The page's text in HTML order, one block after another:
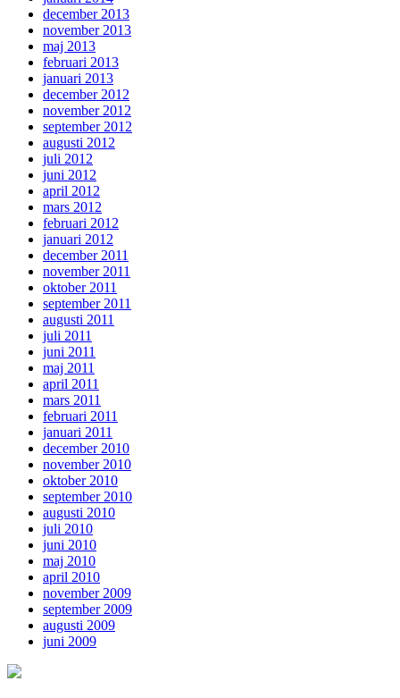
december 2013
november 2013
maj 2013
februari 2013
januari 2013
december 2012
november 2012
september 2012
augusti 2012
juli 2012
juni 2012
april 2012
mars 2012
februari 2012
januari 2012
december 2011
november 2011
oktober 2011
september 2011
augusti 2011
juli 2011
juni 2011
maj 2011
april 2011
mars 2011
februari 2011
januari 2011
december 2010
november 2010
oktober 2010
september 2010
augusti 2010
juli 2010
juni 2010
maj 2010
april 2010
november 2009
september 2009
augusti 2009
juni 2009